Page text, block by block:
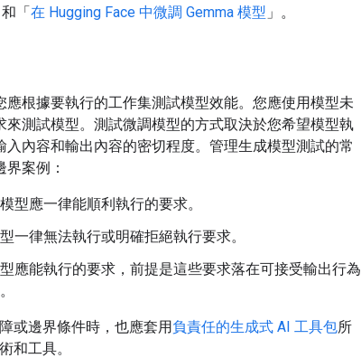
和「在 Hugging Face 中微調 Gemma 模型 」。
根據要執行的工作集測試模型效能。您應使用模型未
來測試模型。測試微調模型的方式取決於您希望模型執
內容和輸出內容的密切程度。管理生成模型測試的常
案例：
型應一律能順利執行的要求。
一律無法執行或明確拒絕執行要求。
型應能執行的要求，前提是這些要求落在可接受輸出行為
或邊界條件時，也應套用負責任的生成式 AI 工具包所
和工具。